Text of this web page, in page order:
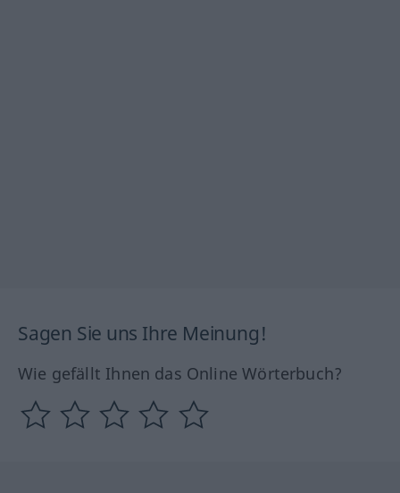
Sagen Sie uns Ihre Meinung!
Wie gefällt Ihnen das Online Wörterbuch?